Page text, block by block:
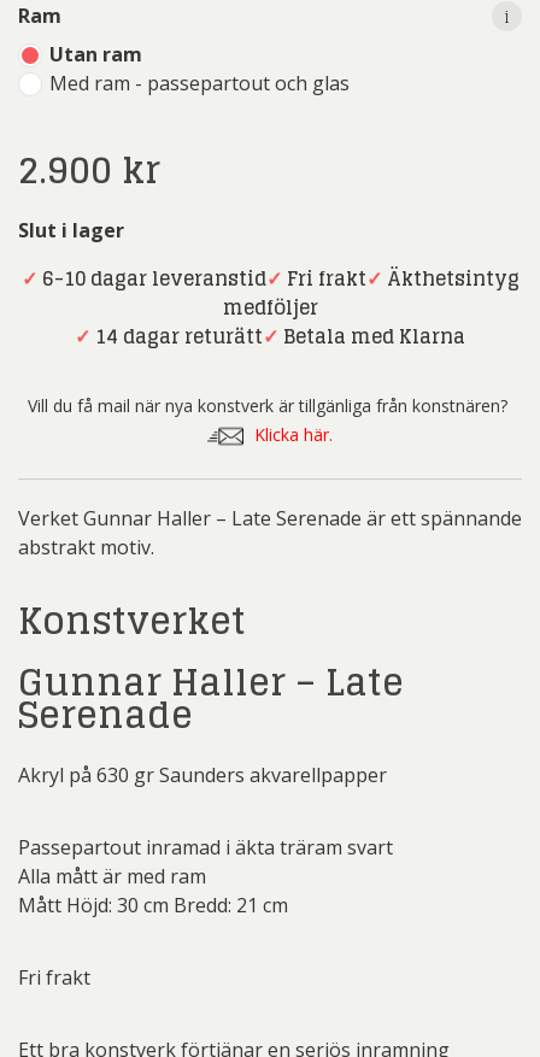
Ram
Utan ram
Med ram - passepartout och glas
i
2.900 kr
Slut i lager
✓ 6-10 dagar leveranstid✓ Fri frakt✓ Äkthetsintyg
medföljer
✓ 14 dagar returätt✓ Betala med Klarna
Vill du få mail när nya konstverk är tillgänliga från konstnären?
Klicka här.
Verket Gunnar Haller – Late Serenade är ett spännande
abstrakt motiv.
Konstverket
Gunnar Haller – Late
Serenade
Akryl på 630 gr Saunders akvarellpapper
Passepartout inramad i äkta träram svart
Alla mått är med ram
Mått Höjd: 30 cm Bredd: 21 cm
Fri frakt
Ett bra konstverk förtjänar en seriös inramning